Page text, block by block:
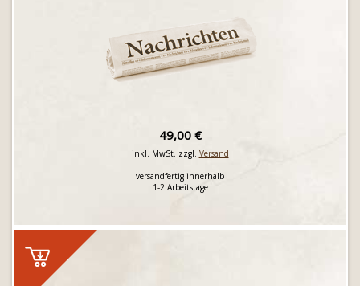
49,00 €
inkl. MwSt. zzgl. Versand
versandfertig innerhalb
1-2 Arbeitstage